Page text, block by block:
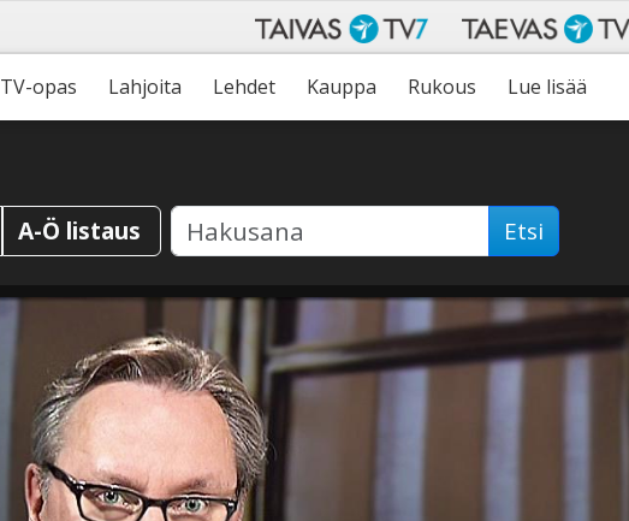
TV-opas Lahjoita Lehdet Kauppa Rukous Lue lisää
A-Ö listaus Etsi